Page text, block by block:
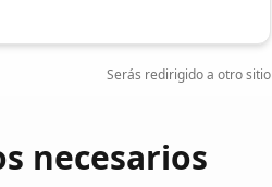
Serás redirigido a otro sitio
necesarios